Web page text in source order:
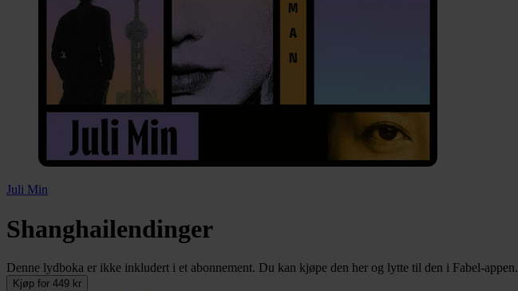
Juli Min
Shanghailendinger
Denne lydboka er ikke inkludert i et abonnement. Du kan kjøpe den her og lytte til den i Fabel-appen.
Kjøp for 449 kr